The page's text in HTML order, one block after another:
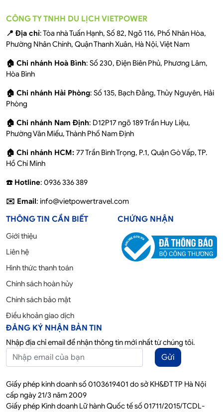
CÔNG TY TNHH DU LỊCH VIETPOWER
📍 Địa chỉ: Tòa nhà Tuấn Hạnh, Số 82, Ngõ 116, Phố Nhân Hòa,
Phường Nhân Chính, Quận Thanh Xuân, Hà Nội, Việt Nam
🏠 Chi nhánh Hoà Bình: Số 230, Điện Biên Phủ, Phương Lâm,
Hòa Bình
🏠 Chi nhánh Hải Phòng: Số 135, Bạch Đằng, Thủy Nguyên, Hải
Phòng
🏠 Chi nhánh Nam Định: D12P17 ngõ 189 Trần Huy Liệu,
Phường Văn Miếu, Thành Phố Nam Định
🏠 Chi nhánh HCM: 77 Trần Bình Trọng, P.1, Quận Gò Vấp, TP.
Hồ Chí Minh
☎️ Hotline: 0936 336 389
✉️ Email: info@vietpowertravel.com
THÔNG TIN CẦN BIẾT
Giới thiệu
Liên hệ
Hình thức thanh toán
Chính sách hoàn hủy
Chính sách bảo mật
Điều khoản giao dịch
CHỨNG NHẬN
ĐĂNG KÝ NHẬN BẢN TIN
Nhập địa chỉ email để nhận thông tin mới nhất từ chúng tôi.
Gửi
Giấy phép kinh doanh số 0103619401 do sở KH&ĐT TP Hà Nội
cấp ngày 21/3 năm 2009
Giấy phép Kinh doanh Lữ hành Quốc tế số 01711/2015/TCDL-